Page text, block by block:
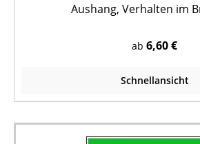
Aushang, Verhalten im
ab 6,60 €
Schnellansicht